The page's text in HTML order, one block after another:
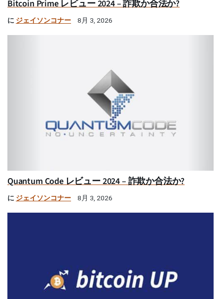
Bitcoin Prime レビュー 2024 – 詐欺か合法か?
に ジェイソンコナー 8月 3, 2026
Quantum Code レビュー 2024 – 詐欺か合法か?
に ジェイソンコナー 8月 3, 2026